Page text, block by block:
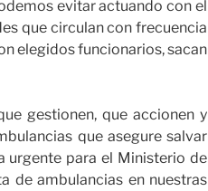
evitar actuando con el
que circulan con frecuencia
elegidos funcionarios, sacan
gestionen, que accionen y
que asegure salvar
urgente para el Ministerio de
de ambulancias en nuestras